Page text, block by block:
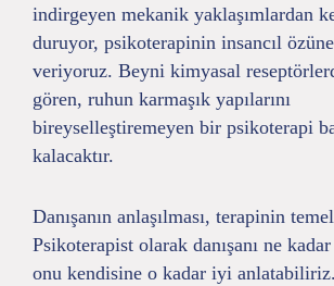
indirgeyen mekanik yaklaşımlardan
duruyor, psikoterapinin insancıl
veriyoruz. Beyni kimyasal
gören, ruhun karmaşık yapılarını
bireyselleştiremeyen bir psikoterapi
kalacaktır.
Danışanın anlaşılması, terapinin
Psikoterapist olarak danışanı ne
onu kendisine o kadar iyi